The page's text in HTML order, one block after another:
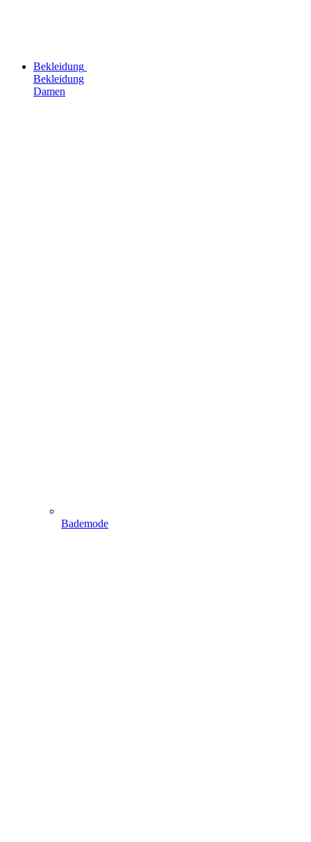
Bekleidung
Bekleidung
Damen
Bademode